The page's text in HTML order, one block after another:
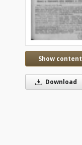
Show content
Download